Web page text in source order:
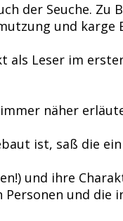
der Seuche. Zu
und karge
als Leser im
näher
ist, saß die
und ihre
und die